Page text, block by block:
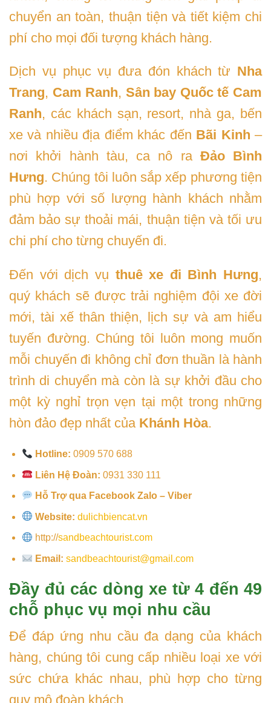
chuyển an toàn, thuận tiện và tiết kiệm chi
phí cho mọi đối tượng khách hàng.
Dịch vụ phục vụ đưa đón khách từ Nha
Trang, Cam Ranh, Sân bay Quốc tế Cam
Ranh, các khách sạn, resort, nhà ga, bến
xe và nhiều địa điểm khác đến Bãi Kinh –
nơi khởi hành tàu, ca nô ra Đảo Bình
Hưng. Chúng tôi luôn sắp xếp phương tiện
phù hợp với số lượng hành khách nhằm
đảm bảo sự thoải mái, thuận tiện và tối ưu
chi phí cho từng chuyến đi.
Đến với dịch vụ thuê xe đi Bình Hưng,
quý khách sẽ được trải nghiệm đội xe đời
mới, tài xế thân thiện, lịch sự và am hiểu
tuyến đường. Chúng tôi luôn mong muốn
mỗi chuyến đi không chỉ đơn thuần là hành
trình di chuyển mà còn là sự khởi đầu cho
một kỳ nghỉ trọn vẹn tại một trong những
hòn đảo đẹp nhất của Khánh Hòa.
Hotline: 0909 570 688
Liên Hệ Đoàn: 0931 330 111
Hỗ Trợ qua Facebook Zalo – Viber
Website: dulichbiencat.vn
http://sandbeachtourist.com
Email: sandbeachtourist@gmail.com
Đầy đủ các dòng xe từ 4 đến 49
chỗ phục vụ mọi nhu cầu
Để đáp ứng nhu cầu đa dạng của khách
hàng, chúng tôi cung cấp nhiều loại xe với
sức chứa khác nhau, phù hợp cho từng
quy mô đoàn khách.